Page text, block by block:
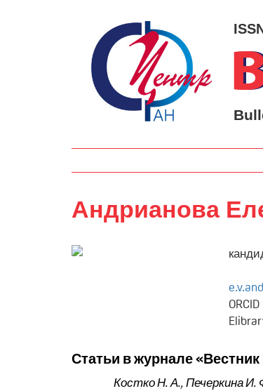
Андрианова
Статьи в журнале
Костко Н. А.,Печеркина И.